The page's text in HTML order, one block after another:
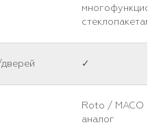
стеклопакетами.
✓
Roto / MACO
аналог